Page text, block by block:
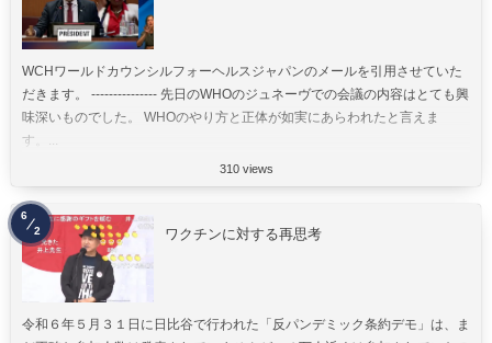
WCHワールドカウンシルフォーヘルスジャパンのメールを引用させていた
だきます。 --------------- 先日のWHOのジュネーヴでの会議の内容はとても興
味深いものでした。 WHOのやり方と正体が如実にあらわれたと言えま
す。...
310 views
ワクチンに対する再思考
令和６年５月３１日に日比谷で行われた「反パンデミック条約デモ」は、ま
6
2